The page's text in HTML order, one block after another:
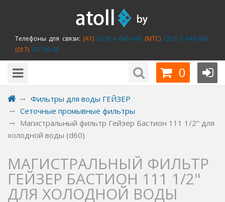
Телефоны для связи: (A1)(029) 6-648-648 (MTC)(029) 5-648-648
(017)397-98-66
0
Фильтры для воды ГЕЙЗЕР
Сеточные промывные фильтры
Магистральный фильтр Гейзер Бастион 111 1/2" для
холодной воды (d60)
МАГИСТРАЛЬНЫЙ ФИЛЬТР
ГЕЙЗЕР БАСТИОН 111 1/2"
ДЛЯ ХОЛОДНОЙ ВОДЫ